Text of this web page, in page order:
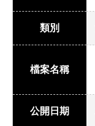
類別
檔案名稱
公開日期